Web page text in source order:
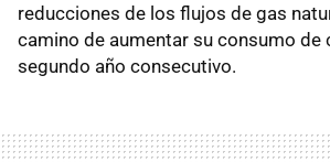
reducciones de los flujos de gas
camino de aumentar su consumo de
segundo año consecutivo.